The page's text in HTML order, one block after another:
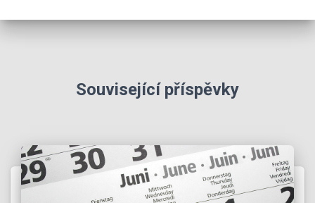
Související příspěvky